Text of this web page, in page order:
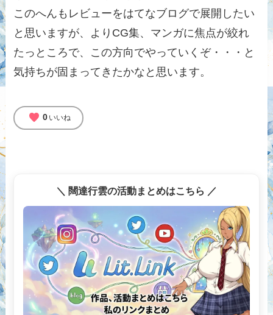
このへんもレビューをはてなブログで展開したい
と思いますが、よりCG集、マンガに焦点が絞れ
たっところで、この方向でやっていくぞ・・・と
気持ちが固まってきたかなと思います。
favorite 0 いいね
＼ 闊達行雲の活動まとめはこちら ／